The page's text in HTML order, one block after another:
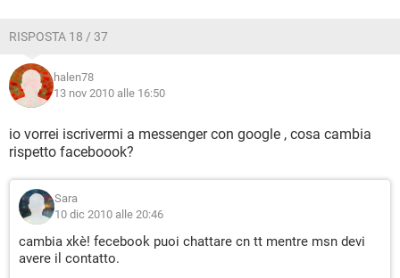
RISPOSTA 18 / 37
halen78
13 nov 2010 alle 16:50
io vorrei iscrivermi a messenger con google , cosa cambia
rispetto faceboook?
Sara
10 dic 2010 alle 20:46
cambia xkè! fecebook puoi chattare cn tt mentre msn devi
avere il contatto.